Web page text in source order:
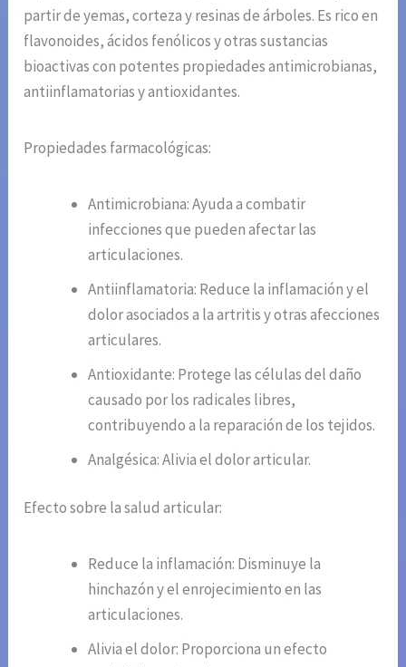
partir de yemas, corteza y resinas de árboles. Es rico en
flavonoides, ácidos fenólicos y otras sustancias
bioactivas con potentes propiedades antimicrobianas,
antiinflamatorias y antioxidantes.
Propiedades farmacológicas:
Antimicrobiana: Ayuda a combatir
infecciones que pueden afectar las
articulaciones.
Antiinflamatoria: Reduce la inflamación y el
dolor asociados a la artritis y otras afecciones
articulares.
Antioxidante: Protege las células del daño
causado por los radicales libres,
contribuyendo a la reparación de los tejidos.
Analgésica: Alivia el dolor articular.
Efecto sobre la salud articular:
Reduce la inflamación: Disminuye la
hinchazón y el enrojecimiento en las
articulaciones.
Alivia el dolor: Proporciona un efecto